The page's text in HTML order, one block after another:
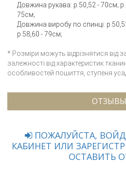
Довжина рукава: р.50,52 - 70см;
75см;
Довжина виробу по спинці:
р.58,60 - 79см;
* Розміри можуть відрізнятися від
залежності від характеристик
особливостей пошиття, ступеня
ОТЗЫВЫ
ПОЖАЛУЙСТА,
КАБИНЕТ ИЛИ
ОСТАВИТЬ